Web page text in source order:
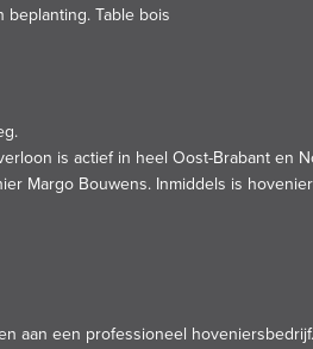
beplanting. Table bois
is actief in heel Oost-Brabant en
Margo Bouwens. Inmiddels is
aan een professioneel